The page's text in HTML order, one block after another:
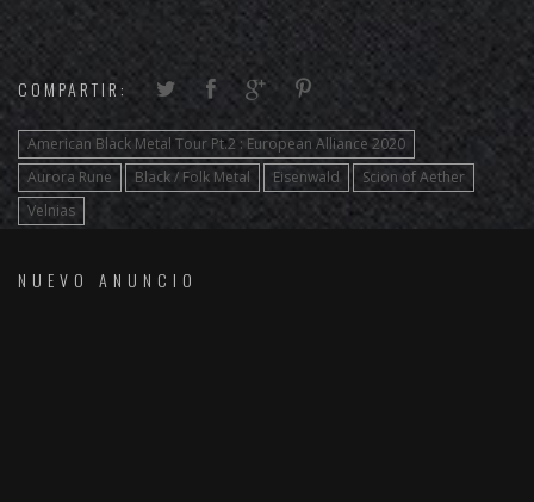
COMPARTIR:
American Black Metal Tour Pt.2 : European Alliance 2020
Aurora Rune
Black / Folk Metal Eisenwald
Scion of Aether
Velnias
NUEVO ANUNCIO